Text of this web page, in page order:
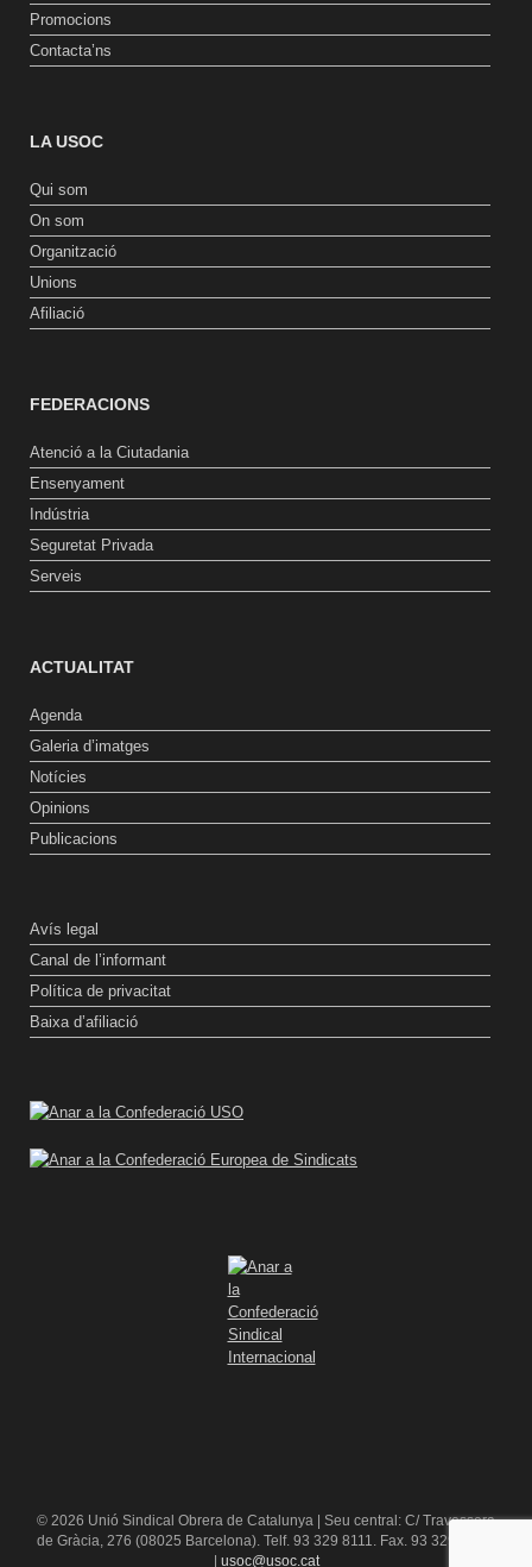
Promocions
Contacta’ns
LA USOC
Qui som
On som
Organització
Unions
Afiliació
FEDERACIONS
Atenció a la Ciutadania
Ensenyament
Indústria
Seguretat Privada
Serveis
ACTUALITAT
Agenda
Galeria d’imatges
Notícies
Opinions
Publicacions
Avís legal
Canal de l’informant
Política de privacitat
Baixa d’afiliació
© 2026 Unió Sindical Obrera de Catalunya | Seu central: C/ Travessera
de Gràcia, 276 (08025 Barcelona). Telf. 93 329 8111. Fax. 93 329 84 16
usoc@usoc.cat